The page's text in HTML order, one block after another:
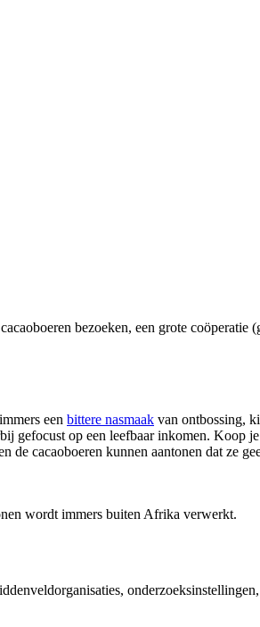
bezoeken, een grote coöperatie
een bittere nasmaak van ontbossing,
gefocust op een leefbaar inkomen. Koop
cacaoboeren kunnen aantonen dat ze
wordt immers buiten Afrika verwerkt.